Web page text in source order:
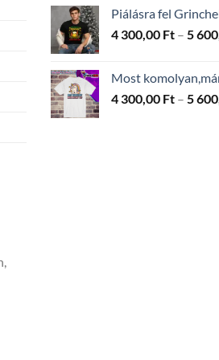
Piálásra fel
4 300,00 Ft – 5
Most
4 300,00 Ft – 5